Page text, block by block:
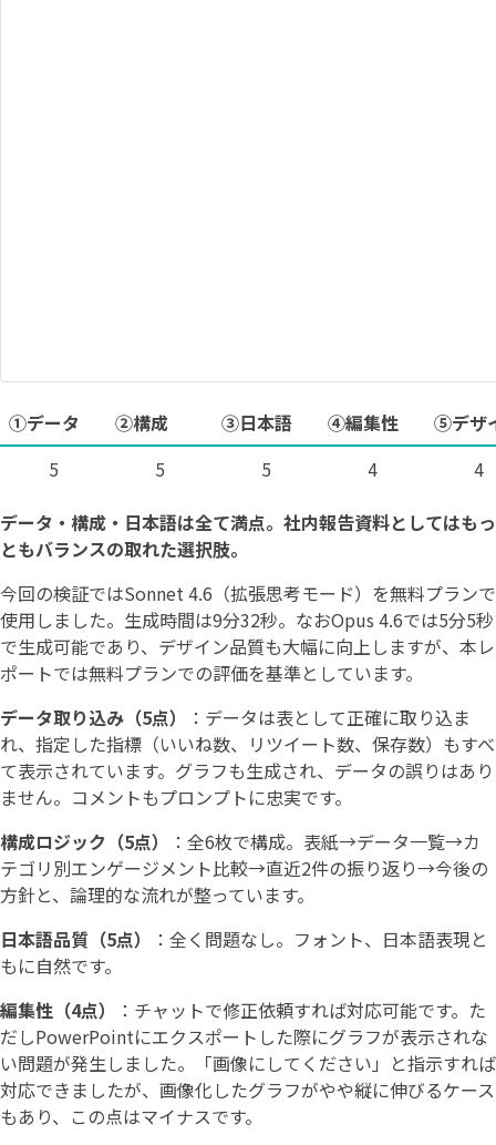
①データ ②構成 ③日本語 ④編集性
⑤デザ
5
5 5 4
4
データ・構成・日本語は全て満点。社内報告資料としてはもっ
ともバランスの取れた選択肢。
今回の検証ではSonnet 4.6（拡張思考モード）を無料プランで
使用しました。生成時間は9分32秒。なおOpus 4.6では5分5秒
で生成可能であり、デザイン品質も大幅に向上しますが、本レ
ポートでは無料プランでの評価を基準としています。
データ取り込み（5点）
：データは表として正確に取り込ま
れ、指定した指標（いいね数、リツイート数、保存数）もすべ
て表示されています。グラフも生成され、データの誤りはあり
ません。コメントもプロンプトに忠実です。
構成ロジック（5点）
：全6枚で構成。表紙→データ一覧→カ
テゴリ別エンゲージメント比較→直近2件の振り返り→今後の
方針と、論理的な流れが整っています。
日本語品質（5点）
：全く問題なし。フォント、日本語表現と
もに自然です。
編集性（4点）
：チャットで修正依頼すれば対応可能です。た
だしPowerPointにエクスポートした際にグラフが表示されな
い問題が発生しました。「画像にしてください」と指示すれば
対応できましたが、画像化したグラフがやや縦に伸びるケース
もあり、この点はマイナスです。